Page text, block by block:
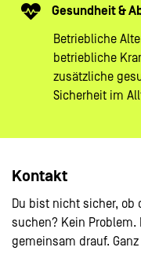
Gesundheit &
Betriebliche
betriebliche
zusätzliche
Sicherheit im
Kontakt
Du bist nicht sicher,
suchen? Kein
gemeinsam drauf.